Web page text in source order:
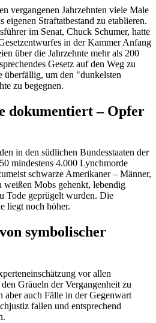
vergangenen Jahrzehnten viele Male
eigenen Straftatbestand zu etablieren.
im Senat, Chuck Schumer, hatte
in der Kammer Anfang
über die Jahrzehnte mehr als 200
Gesetz auf den Weg zu
überfällig, um den "dunkelsten
zu begegnen.
dokumentiert – Opfer
in den südlichen Bundesstaaten der
mindestens 4.000 Lynchmorde
schwarze Amerikaner – Männer,
Mobs gehenkt, lebendig
Tode geprügelt wurden. Die
liegt noch höher.
symbolischer
vor allen
Gräueln der Vergangenheit zu
aber auch Fälle in der Gegenwart
fallen und entsprechend